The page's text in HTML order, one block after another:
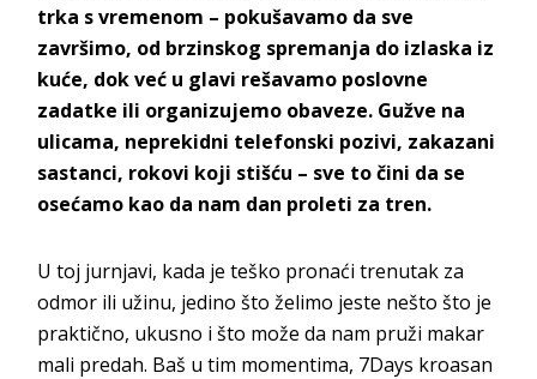
trka s vremenom – pokušavamo da sve
završimo, od brzinskog spremanja do izlaska iz
kuće, dok već u glavi rešavamo poslovne
zadatke ili organizujemo obaveze. Gužve na
ulicama, neprekidni telefonski pozivi, zakazani
sastanci, rokovi koji stišću – sve to čini da se
osećamo kao da nam dan proleti za tren.
U toj jurnjavi, kada je teško pronaći trenutak za
odmor ili užinu, jedino što želimo jeste nešto što je
praktično, ukusno i što može da nam pruži makar
mali predah. Baš u tim momentima, 7Days kroasan